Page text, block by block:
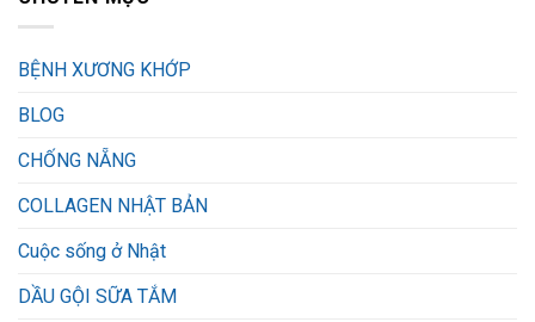
BỆNH XƯƠNG KHỚP
BLOG
CHỐNG NẴNG
COLLAGEN NHẬT BẢN
Cuộc sống ở Nhật
DẦU GỘI SỮA TẮM